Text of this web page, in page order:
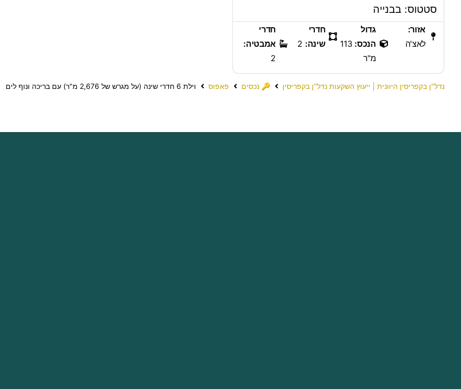
סטטוס: בבנייה
אזור:
לאצ'ה
גדול
הנכס: 113
מ"ר
חדרי
שינה:
חדרי
אמבטיה:
2
נדל"ן בקפריסין היוונית | ייעוץ השקעות נדל"ן בקפריסין 🔑 נכסים פאפוס וילת 6 חדרי שינה (על מגרש של 2,676 מ"ר) עם בריכה ונוף לים